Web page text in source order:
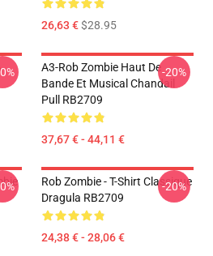
26,63 €$28.95
A3-Rob Zombie Haut De
Bande Et Musical Chandail
Pull RB2709
37,67 € - 44,11 €
-20%
Rob Zombie - T-Shirt Classique
Dragula RB2709
24,38 € - 28,06 €
-20%